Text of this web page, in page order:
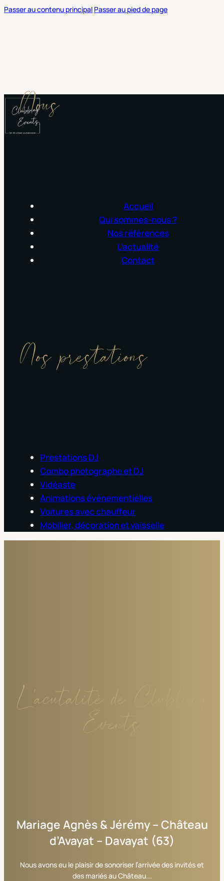
Passer au contenu principal Passer au pied de page
Nous
Accueil
Qui sommes-nous ?
Nos références
L’actualité
Contact
Nos prestations
Prestations DJ
Combo photographe et DJ
Vidéaste
Animations événementielles
Voitures avec chauffeur
Mobilier, décoration et vaisselle
L'acutalité de Clubbing
Events
MariageAgnès &Jérémy –Château
d’Avayat – Davayat (63)
Nous avons eu le plaisir de sonoriser l’arrivée des invités et
des mariés au Château...